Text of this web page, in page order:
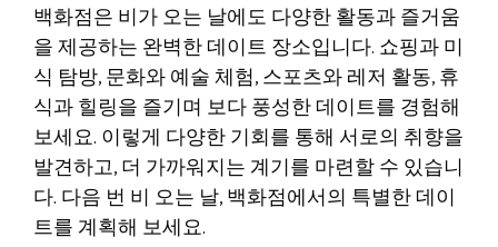
백화점은 비가 오는 날에도 다양한 활동과 즐거움
을 제공하는 완벽한 데이트 장소입니다. 쇼핑과 미
식 탐방, 문화와 예술 체험, 스포츠와 레저 활동, 휴
식과 힐링을 즐기며 보다 풍성한 데이트를 경험해
보세요. 이렇게 다양한 기회를 통해 서로의 취향을
발견하고, 더 가까워지는 계기를 마련할 수 있습니
다. 다음 번 비 오는 날, 백화점에서의 특별한 데이
트를 계획해 보세요.